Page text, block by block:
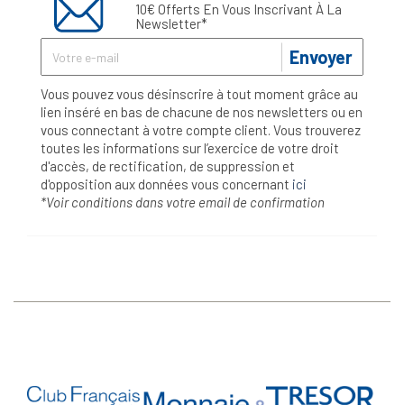
10€ Offerts En Vous Inscrivant À La
Newsletter*
Envoyer
Vous pouvez vous désinscrire à tout moment grâce au
lien inséré en bas de chacune de nos newsletters ou en
vous connectant à votre compte client. Vous trouverez
toutes les informations sur l’exercice de votre droit
d'accès, de rectification, de suppression et
d'opposition aux données vous concernant ici
*Voir conditions dans votre email de confirmation